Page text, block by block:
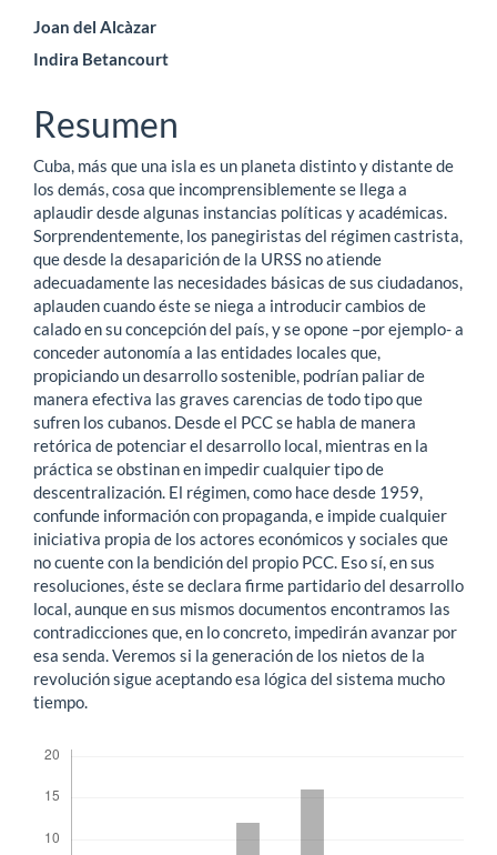
Contenido
principal
del
artículo
Joan del Alcàzar
Indira Betancourt
Resumen
Cuba, más que una isla es un planeta distinto y distante de
los demás, cosa que incomprensiblemente se llega a
aplaudir desde algunas instancias políticas y académicas.
Sorprendentemente, los panegiristas del régimen castrista,
que desde la desaparición de la URSS no atiende
adecuadamente las necesidades básicas de sus ciudadanos,
aplauden cuando éste se niega a introducir cambios de
calado en su concepción del país, y se opone –por ejemplo- a
conceder autonomía a las entidades locales que,
propiciando un desarrollo sostenible, podrían paliar de
manera efectiva las graves carencias de todo tipo que
sufren los cubanos. Desde el PCC se habla de manera
retórica de potenciar el desarrollo local, mientras en la
práctica se obstinan en impedir cualquier tipo de
descentralización. El régimen, como hace desde 1959,
confunde información con propaganda, e impide cualquier
iniciativa propia de los actores económicos y sociales que
no cuente con la bendición del propio PCC. Eso sí, en sus
resoluciones, éste se declara firme partidario del desarrollo
local, aunque en sus mismos documentos encontramos las
contradicciones que, en lo concreto, impedirán avanzar por
esa senda. Veremos si la generación de los nietos de la
revolución sigue aceptando esa lógica del sistema mucho
tiempo.